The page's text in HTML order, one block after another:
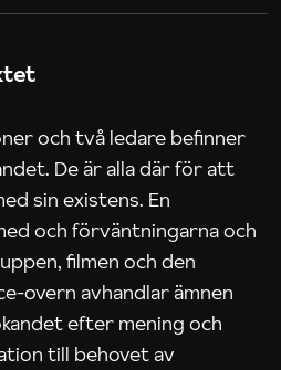
och två ledare befinner
De är alla där för att
sin existens. En
och förväntningarna och
filmen och den
overn avhandlar ämnen
efter mening och
till behovet av